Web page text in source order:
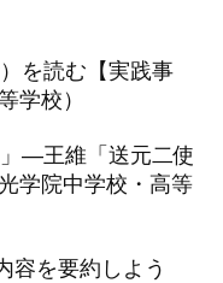
を読む【実践事
学校）
―王維「送元二使
学院中学校・高等
容を要約しよう